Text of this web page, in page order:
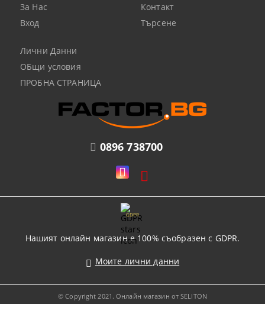
0896 738700
За Нас
Вход
Контакт
Търсене
Лични Данни
ОБщи условия
ПРОБНА СТРАНИЦА
GDPR
Нашият онлайн магазин е 100% съобразен с GDPR.
Моите лични данни
© Copyright 2021. Онлайн магазин от SELITON